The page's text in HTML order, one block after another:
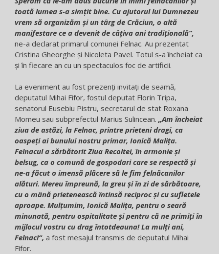
toată lumea s-a simțit bine. Cu ajutorul lui Dumnezeu
vrem să organizăm și un târg de Crăciun, o altă
manifestare ce a devenit de câțiva ani tradițională”,
ne-a declarat primarul comunei Felnac. Au prezentat
Cristina Gheorghe și Nicoleta Pavel. Totul s-a încheiat ca
și în fiecare an cu un spectaculos foc de artificii.
La eveniment au fost prezenți invitați de seamă,
deputatul Mihai Fifor, fostul deputat Florin Tripa,
senatorul Eusebiu Pistru, secretarul de stat Roxana
Momeu sau subprefectul Marius Sulincean. „Am încheiat
ziua de astăzi, la Felnac, printre prieteni dragi, ca
oaspeți ai bunului nostru primar, Ionică Malița.
Felnacul a sărbătorit Ziua Recoltei, în armonie și
belsug, ca o comună de gospodari care se respectă și
ne-a făcut o imensă plăcere să le fim felnăcanilor
alături. Mereu împreună, la greu și în zi de sărbătoare,
cu o mână prietenească întinsă reciproc și cu sufletele
aproape. Mulțumim, Ionică Malița, pentru o seară
minunată, pentru ospitalitate și pentru că ne primiți în
mijlocul vostru cu drag întotdeauna! La mulți ani,
Felnac!“, a fost mesajul transmis de deputatul Mihai
Fifor.